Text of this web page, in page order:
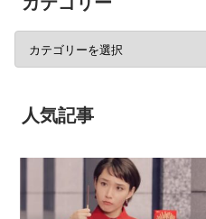
人気記事